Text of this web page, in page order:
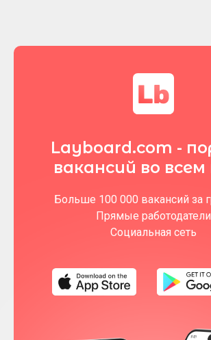
Layboard.com -
вакансий во
Больше 100 000 вакансий за
Прямые работодатели
Социальная сеть